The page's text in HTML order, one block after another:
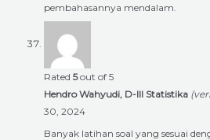
pembahasannya mendalam.
Rated 5out of 5
Hendro Wahyudi, D-III Statistika
30, 2024
Banyak latihan soal yang sesuai